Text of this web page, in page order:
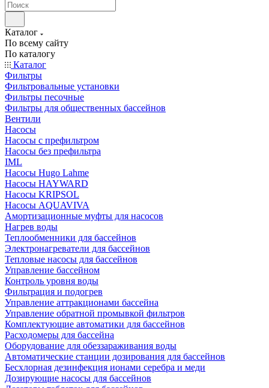
Каталог
По всему сайту
По каталогу
Каталог
Фильтры
Фильтровальные установки
Фильтры песочные
Фильтры для общественных бассейнов
Вентили
Насосы
Насосы с префильтром
Насосы без префильтра
IML
Насосы Hugo Lahme
Насосы HAYWARD
Насосы KRIPSOL
Насосы AQUAVIVA
Амортизационные муфты для насосов
Нагрев воды
Теплообменники для бассейнов
Электронагреватели для бассейнов
Тепловые насосы для бассейнов
Управление бассейном
Контроль уровня воды
Фильтрация и подогрев
Управление аттракционами бассейна
Управление обратной промывкой фильтров
Комплектующие автоматики для бассейнов
Расходомеры для бассейна
Оборудование для обеззараживания воды
Автоматические станции дозирования для бассейнов
Беcхлорная дезинфекция ионами серебра и меди
Дозирующие насосы для бассейнов